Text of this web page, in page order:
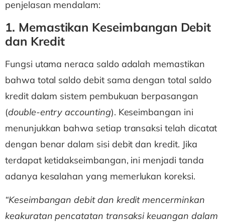
penjelasan mendalam:
1. Memastikan Keseimbangan Debit
dan Kredit
Fungsi utama neraca saldo adalah memastikan
bahwa total saldo debit sama dengan total saldo
kredit dalam sistem pembukuan berpasangan
(double-entry accounting). Keseimbangan ini
menunjukkan bahwa setiap transaksi telah dicatat
dengan benar dalam sisi debit dan kredit. Jika
terdapat ketidakseimbangan, ini menjadi tanda
adanya kesalahan yang memerlukan koreksi.
“Keseimbangan debit dan kredit mencerminkan
keakuratan pencatatan transaksi keuangan dalam